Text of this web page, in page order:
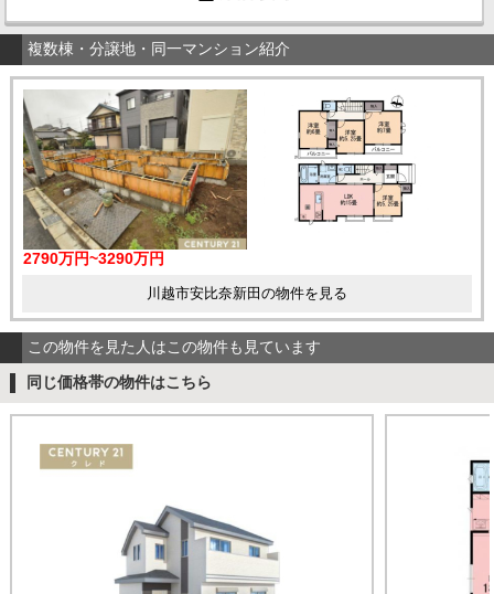
複数棟・分譲地・同一マンション紹介
2790万円~3290万円
川越市安比奈新田の物件を見る
この物件を見た人はこの物件も見ています
同じ価格帯の物件はこちら